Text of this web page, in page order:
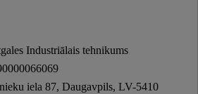
Industriālais tehnikums
iela 87, Daugavpils, LV-5410